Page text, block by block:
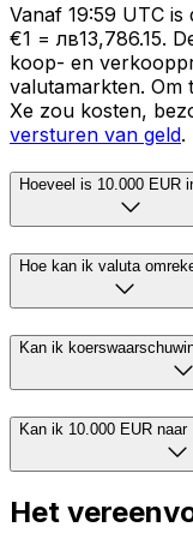
Vanaf 19:59 UTC
€1 = лв13,786.15.
koop- en
valutamarkten. Om
Xe zou kosten,
versturen van geld.
Hoeveel is 10.000 EUR
Hoe kan ik valuta
Kan ik
Kan ik 10.000 EUR
Het